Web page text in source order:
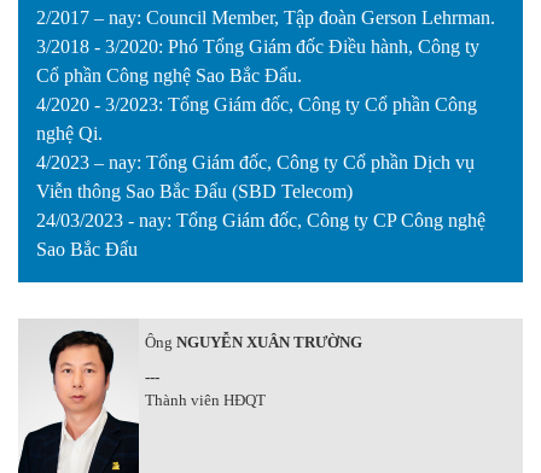
2/2017 – nay: Council Member, Tập đoàn Gerson Lehrman.
3/2018 - 3/2020: Phó Tổng Giám đốc Điều hành, Công ty
Cổ phần Công nghệ Sao Bắc Đẩu.
4/2020 - 3/2023: Tổng Giám đốc, Công ty Cổ phần Công
nghệ Qi.
4/2023 – nay: Tổng Giám đốc, Công ty Cổ phần Dịch vụ
Viễn thông Sao Bắc Đẩu (SBD Telecom)
24/03/2023 - nay: Tổng Giám đốc, Công ty CP Công nghệ
Sao Bắc Đẩu
Ông NGUYỄN XUÂN TRƯỜNG
---
Thành viên HĐQT